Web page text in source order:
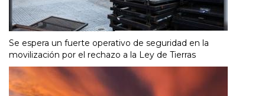
Se espera un fuerte operativo de seguridad en la
movilización por el rechazo a la Ley de Tierras